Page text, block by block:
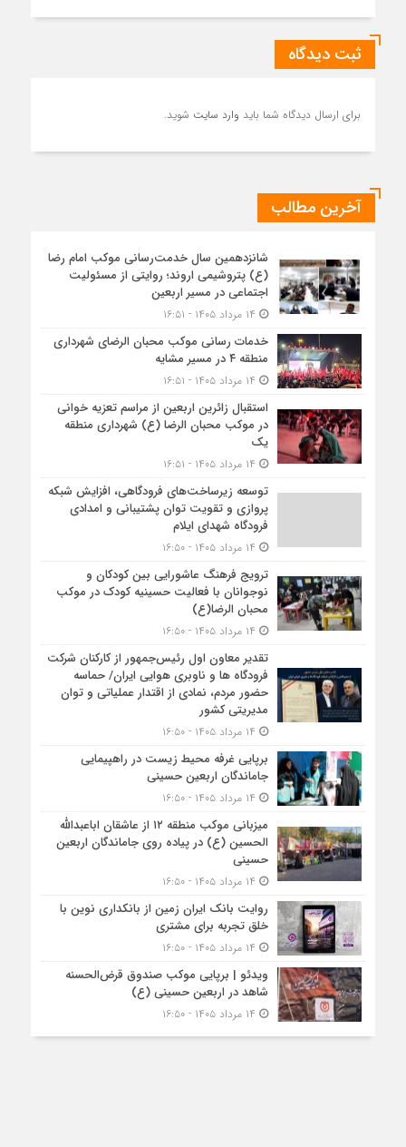
ثبت دیدگاه
برای ارسال دیدگاه شما باید وارد سایت شوید.
آخرین مطالب
شانزدهمین سال خدمت‌رسانی موکب امام رضا
(ع) پتروشیمی اروند؛ روایتی از مسئولیت
اجتماعی در مسیر اربعین
خدمات رسانی موکب محبان الرضای شهرداری
منطقه ۴ در مسیر مشایه
استقبال زائرین اربعین از مراسم تعزیه خوانی
در موکب محبان الرضا (ع) شهرداری منطقه
یک
توسعه زیرساخت‌های فرودگاهی، افزایش شبکه
پروازی و تقویت توان پشتیبانی و امدادی
فرودگاه شهدای ایلام
ترویج فرهنگ عاشورایی بین کودکان و
نوجوانان با فعالیت حسینیه کودک در موکب
محبان الرضا(ع)
تقدیر معاون اول رئیس‌جمهور از کارکنان شرکت
فرودگاه ها و ناوبری هوایی ایران/ حماسه
حضور مردم، نمادی از اقتدار عملیاتی و توان
مدیریتی کشور
برپایی غرفه محیط زیست در راهپیمایی
جاماندگان اربعین حسینی
میزبانی موکب منطقه ۱۲ از عاشقان اباعبدالله
الحسین (ع) در پیاده روی جاماندگان اربعین
حسینی
روایت بانک ایران زمین از بانکداری نوین با
خلق تجربه برای مشتری
ویدئو | برپایی موکب صندوق قرض‌الحسنه
شاهد در اربعین حسینی (ع)